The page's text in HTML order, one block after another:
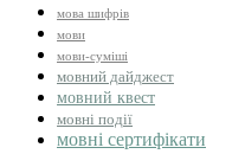
мова шифрів
мови
мови-суміші
мовний дайджест
мовний квест
мовні події
мовні сертифікати